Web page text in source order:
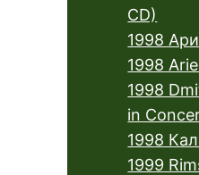
CD)
1998
1998
1998
in
1998
1999